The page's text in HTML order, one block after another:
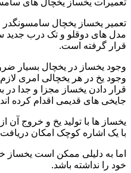
تعمیرات یخساز یخچال های
تعمیر یخساز یخچال
مدل های دوقلو و تک درب جدید
قرار گرفته است.
وجود یخساز در یخچال بسیار
وجود یخ در هر یخچالی امری
قرار دادن یخساز مجزا و جدا
جایخی های قدیمی اقدام کرده
یخساز ها با تولید یخ و خروج
با یک اشاره کوچک امکان
اما به دلیلی ممکن است
خود را نداشته باشد.